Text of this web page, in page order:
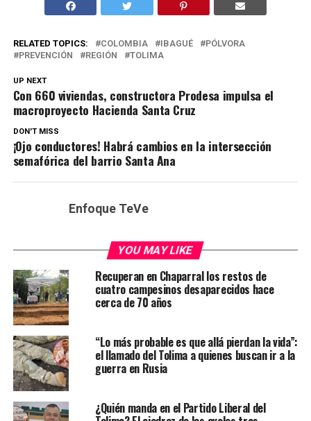
RELATED TOPICS: COLOMBIA IBAGUÉ
PÓLVORA
PREVENCIÓN
REGIÓN TOLIMA
UP NEXT
Con 660 viviendas, constructora Prodesa impulsa el
macroproyecto Hacienda Santa Cruz
DON'T MISS
¡Ojo conductores! Habrá cambios en la intersección
semafórica del barrio Santa Ana
Enfoque TeVe
YOU MAY LIKE
Recuperan en Chaparral los restos de
cuatro campesinos desaparecidos hace
cerca de 70 años
“Lo más probable es que allá pierdan la vida”:
el llamado del Tolima a quienes buscan ir a la
guerra en Rusia
¿Quién manda en el Partido Liberal del